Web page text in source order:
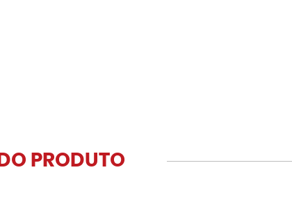
DO PRODUTO